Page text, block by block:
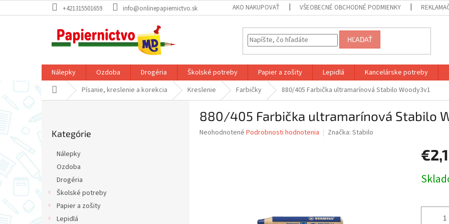
na
+421315501659 info@onlinepapiernictvo.sk AKO NAKUPOVAŤ VŠEOBECNÉ OBCHODNÉ PODMIENKY
HĽADAŤ
Nálepky Ozdoba Drogéria Školské potreby Papier a zošity Lepidlá Kancelárske potreby
DomovPísanie, kreslenie a korekcia Kreslenie Farbičky 880/405 Farbička ultramarínová Stabilo Woody3v1
o
kategórie
Kategórie
Nálepky
Ozdoba
Drogéria
Školské potreby
Papier a zošity
Lepidlá
880/405 Farbička ultramarínová Stabilo
Priemerné
Neohodnotené Podrobnosti hodnotenia Značka: Stabilo
cena: